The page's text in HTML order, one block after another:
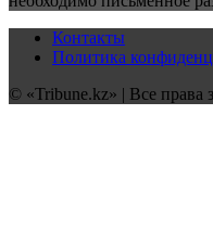
Контакты
Политика
© «Tribune.kz» | Все